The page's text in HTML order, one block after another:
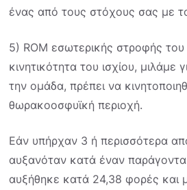
ένας από τους στόχους σας με
5) ROM εσωτερικής στροφής του
κινητικότητα του ισχίου,
την ομάδα, πρέπει να
θωρακοοσφυϊκή περιοχή.
Εάν υπήρχαν 3 ή περισσότερα
αυξανόταν κατά έναν παράγοντα
αυξήθηκε κατά 24,38 φορές και